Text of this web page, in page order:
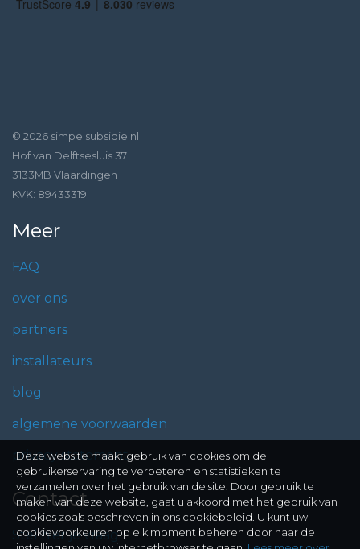
© 2026 simpelsubsidie.nl
Hof van Delftsesluis 37
3133MB Vlaardingen
KVK: 89433319
Meer
FAQ
over ons
partners
installateurs
blog
algemene voorwaarden
privacy statement
Contact
Stel hier je vraag
Deze website maakt gebruik van cookies om de
gebruikerservaring te verbeteren en statistieken te
verzamelen over het gebruik van de site. Door gebruik te
maken van deze website, gaat u akkoord met het gebruik van
cookies zoals beschreven in ons cookiebeleid. U kunt uw
cookievoorkeuren op elk moment beheren door naar de